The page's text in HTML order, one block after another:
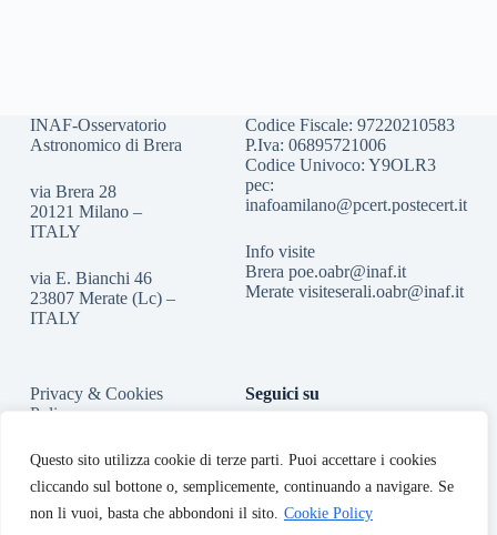
Questo sito utilizza cookie di terze parti. Puoi accettare i cookies
cliccando sul bottone o, semplicemente, continuando a navigare. Se
non li vuoi, basta che abbondoni il sito. Cookie Policy
INAF-Osservatorio
Astronomico di Brera
via Brera 28
20121 Milano –
ITALY
via E. Bianchi 46
23807 Merate (Lc) –
ITALY
Codice Fiscale: 97220210583
P.Iva: 06895721006
Codice Univoco: Y9OLR3
pec:
inafoamilano@pcert.postecert.it
Info visite
Brerapoe.oabr@inaf.it
Meratevisiteserali.oabr@inaf.it
Privacy & Cookies
Policy
Accessibilità
Seguici su